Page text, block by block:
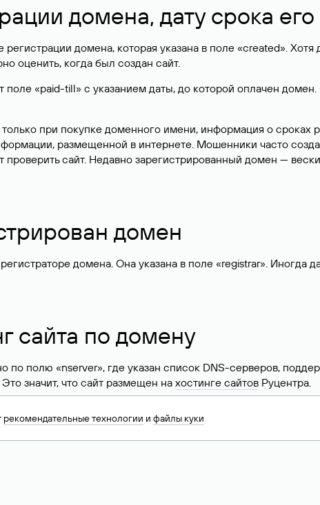
домена, дату срока
домена, которая указана в поле «created».
оценить, когда был создан сайт.
«paid-till» с указанием даты, до которой оплачен домен.
при покупке доменного имени, информация о
размещенной в интернете. Мошенники часто
сайт. Недавно зарегистрированный домен —
домен
домена. Она указана в поле «registrar». Иногда
сайта по домену
по полю «nserver», где указан список DNS-серверов,
значит, что сайт размещен на хостинге сайтов Руцентра.
хостинг-провайдера сайта. Иногда владельцы
рекомендательные технологии и файлы куки